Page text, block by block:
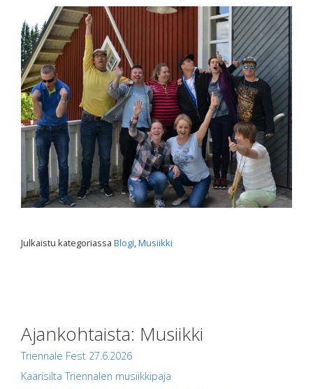
Julkaistu kategoriassa Blogi,Musiikki
Ajankohtaista: Musiikki
Triennale Fest 27.6.2026
Kaarisilta Triennalen musiikkipaja